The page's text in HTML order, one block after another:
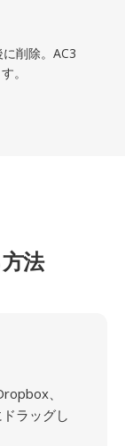
削除。AC3
。
法
、
ラッグし